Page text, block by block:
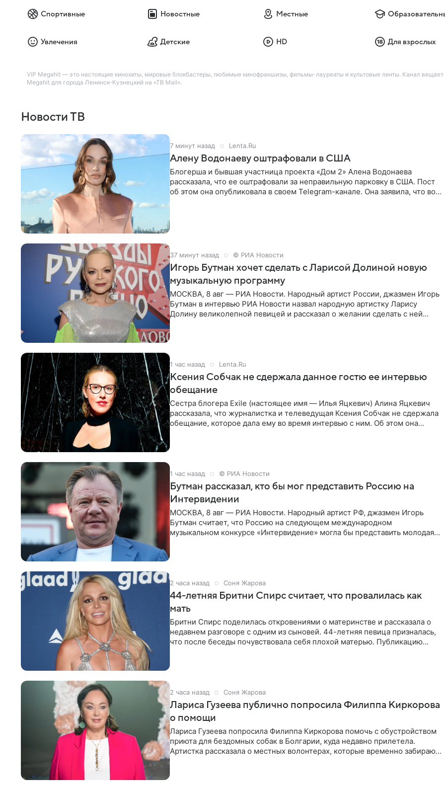
Спортивные Новостные Местные
Увлечения Детские HD Для взрослых
ViP Megahit — это настоящие кинохиты, мировые блокбастеры, любимые кинофраншизы, фильмы-лауреаты и культовые ленты. Канал
Megahit для города Ленинск-Кузнецкий на «ТВ Mail».
Новости ТВ
7 минут назад Lenta.Ru
Алену Водонаеву оштрафовали в США
Блогерша и бывшая участница проекта «Дом 2» Алена Водонаева
рассказала, что ее оштрафовали за неправильную парковку в США. Пост
об этом она опубликовала в своем Telegram-канале. Она заявила, что во
37 минут назад © РИА Новости
Игорь Бутман хочет сделать с Ларисой Долиной новую
музыкальную программу
МОСКВА, 8 авг — РИА Новости. Народный артист России, джазмен Игорь
Бутман в интервью РИА Новости назвал народную артистку Ларису
Долину великолепной певицей и рассказал о желании сделать с ней
1 час назад Lenta.Ru
Ксения Собчак не сдержала данное гостю ее интервью
обещание
Сестра блогера Exile (настоящее имя — Илья Яцкевич) Алина Яцкевич
рассказала, что журналистка и телеведущая Ксения Собчак не сдержала
обещание, которое дала ему во время интервью с ним. Об этом она
1 час назад © РИА Новости
Бутман рассказал, кто бы мог представить Россию на
Интервидении
МОСКВА, 8 авг — РИА Новости. Народный артист РФ, джазмен Игорь
Бутман считает, что Россию на следующем международном
музыкальном конкурсе «Интервидение» могла бы представить молодая
2 часа назад Соня Жарова
44-летняя Бритни Спирс считает, что провалилась как
мать
Бритни Спирс поделилась откровениями о материнстве и рассказала о
недавнем разговоре с одним из сыновей. 44-летняя певица призналась,
что после беседы почувствовала себя плохой матерью. Публикацию
2 часа назад Соня Жарова
Лариса Гузеева публично попросила Филиппа Киркорова
о помощи
Лариса Гузеева попросила Филиппа Киркорова помочь с обустройством
приюта для бездомных собак в Болгарии, куда недавно прилетела.
Артистка рассказала о местных волонтерах, которые временно забирают